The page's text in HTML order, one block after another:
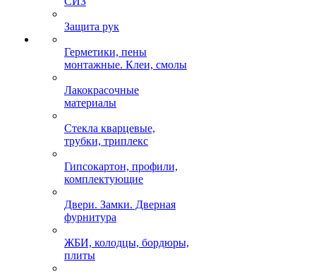
Защита рук
Герметики, пены
монтажные. Клеи, смолы
Лакокрасочные
материалы
Стекла кварцевые,
трубки, триплекс
Гипсокартон, профили,
комплектующие
Двери. Замки. Дверная
фурнитура
ЖБИ, колодцы, бордюры,
плиты